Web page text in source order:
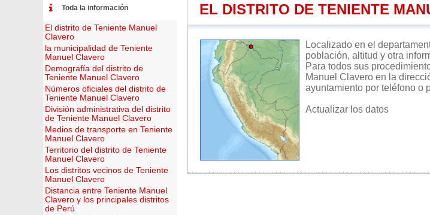
EL DISTRITO DE TENIENTE
Localizado en el
población, altitud y otra
Para todos sus
Manuel Clavero en la
ayuntamiento por teléfono o
Actualizar los datos
Toda la información
El distrito de Teniente Manuel
Clavero
la municipalidad de Teniente
Manuel Clavero
Demografía del distrito de
Teniente Manuel Clavero
Números oficiales del distrito de
Teniente Manuel Clavero
División administrativa del distrito
de Teniente Manuel Clavero
Medios de transporte en Teniente
Manuel Clavero
Territorio del distrito de Teniente
Manuel Clavero
Los distritos vecinos de Teniente
Manuel Clavero
Distancia entre Teniente Manuel
Clavero y los principales distritos
de Perú